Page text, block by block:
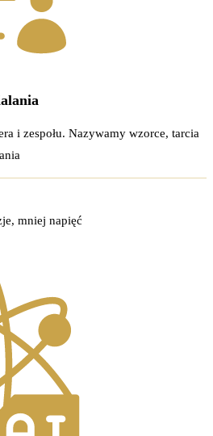
i zespołu. Nazywamy wzorce, tarcia
mniej napięć